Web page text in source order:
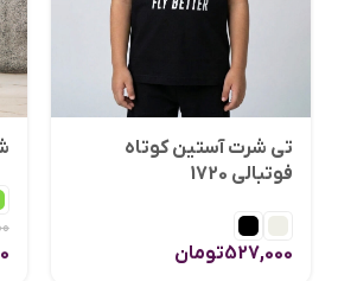
تی شرت آستین کوتاه
فوتبالی 1720
527,000تومان